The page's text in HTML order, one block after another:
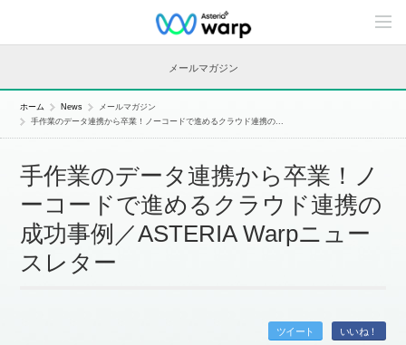
C
n
n
メールマガジン
ホーム News
メールマガジン
手作業のデータ連携から卒業！ノーコードで進めるクラウド連携の...
手作業のデータ連携から卒業！ノ
ーコードで進めるクラウド連携の
成功事例／ASTERIA Warpニュー
スレター
ツイート いいね！